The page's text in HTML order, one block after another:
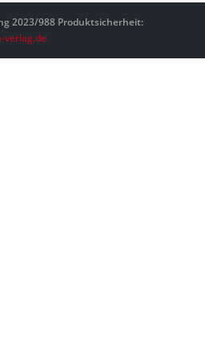
2023/988 Produktsicherheit:
verlag.de